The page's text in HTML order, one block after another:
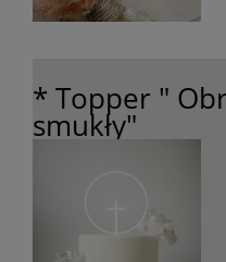
* Topper "
smukły"